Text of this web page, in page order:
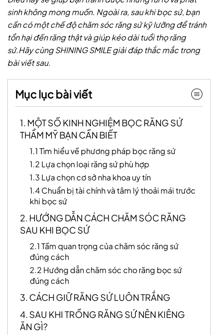
sinh không mong muốn. Ngoài ra, sau khi bọc sứ, bạn
cần có một chế độ chăm sóc răng sứ kỹ lưỡng để tránh
tổn hại đến răng thật và giúp kéo dài tuổi thọ răng
sứ.Hãy cùng SHINING SMILE giải đáp thắc mắc trong
bài viết sau.
Mục lục bài viết
1. MỘT SỐ KINH NGHIỆM BỌC RĂNG SỨ
THẨM MỸ BẠN CẦN BIẾT
1.1 Tìm hiểu về phương pháp bọc răng sứ
1.2 Lựa chọn loại răng sứ phù hợp
1.3 Lựa chọn cơ sở nha khoa uy tín
1.4 Chuẩn bị tài chính và tâm lý thoải mái trước
khi bọc sứ
2. HƯỚNG DẪN CÁCH CHĂM SÓC RĂNG
SAU KHI BỌC SỨ
2.1 Tầm quan trọng của chăm sóc răng sứ
đúng cách
2.2 Hướng dẫn chăm sóc cho răng bọc sứ
đúng cách
3. CÁCH GIỮ RĂNG SỨ LUÔN TRẮNG
4. SAU KHI TRỒNG RĂNG SỨ NÊN KIÊNG
ĂN GÌ?